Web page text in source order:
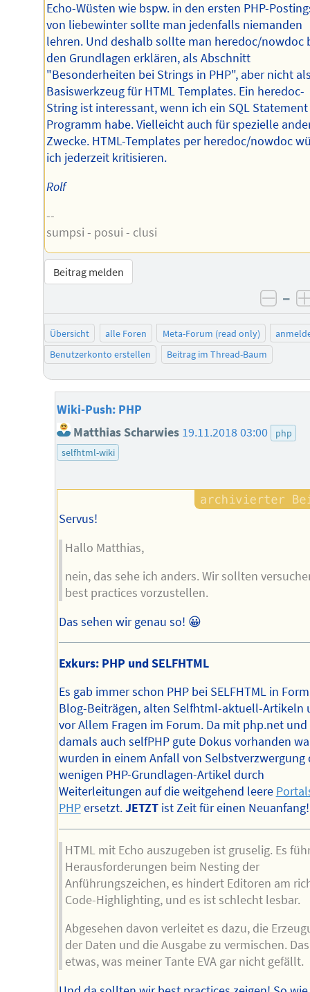
Echo-Wüsten wie bspw. in den ersten PHP-
von liebewinter sollte man jedenfalls niemanden
lehren. Und deshalb sollte man heredoc/nowdoc
den Grundlagen erklären, als Abschnitt
"Besonderheiten bei Strings in PHP", aber nicht
Basiswerkzeug für HTML Templates. Ein heredoc-
String ist interessant, wenn ich ein SQL
Programm habe. Vielleicht auch für spezielle
Zwecke. HTML-Templates per heredoc/nowdoc
ich jederzeit kritisieren.
Rolf
--
sumpsi - posui - clusi
Beitrag melden
–
Übersicht alle Foren Meta-Forum (read only)
Benutzerkonto erstellen
Beitrag im Thread-Baum
Wiki-Push: PHP
Matthias Scharwies 19.11.2018 03:00
php
selfhtml-wiki
Servus!
Hallo Matthias,
nein, das sehe ich anders. Wir sollten
best practices vorzustellen.
Das sehen wir genau so! 😀
Exkurs: PHP und SELFHTML
Es gab immer schon PHP bei SELFHTML in
Blog-Beiträgen, alten Selfhtml-aktuell-Artikeln
vor Allem Fragen im Forum. Da mit php.net und
damals auch selfPHP gute Dokus vorhanden
wurden in einem Anfall von Selbstverzwergung
wenigen PHP-Grundlagen-Artikel durch
Weiterleitungen auf die weitgehend leere
PHPersetzt.JETZTist Zeit für einen Neuanfang!
HTML mit Echo auszugeben ist gruselig. Es
Herausforderungen beim Nesting der
Anführungszeichen, es hindert Editoren am
Code-Highlighting, und es ist schlecht lesbar.
Abgesehen davon verleitet es dazu, die
der Daten und die Ausgabe zu vermischen.
etwas, was meiner Tante EVA gar nicht gefällt.